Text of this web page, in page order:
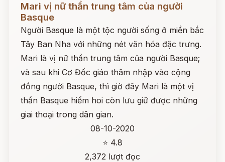
Mari vị nữ thần trung tâm của người
Basque
Người Basque là một tộc người sống ở miền bắc
Tây Ban Nha với những nét văn hóa đặc trưng.
Mari là vị nữ thần trung tâm của người Basque;
và sau khi Cơ Đốc giáo thâm nhập vào cộng
đồng người Basque, thì giờ đây Mari là một vị
thần Basque hiếm hoi còn lưu giữ được những
giai thoại trong dân gian.
08-10-2020
⭐ 4.8
2,372 lượt đọc